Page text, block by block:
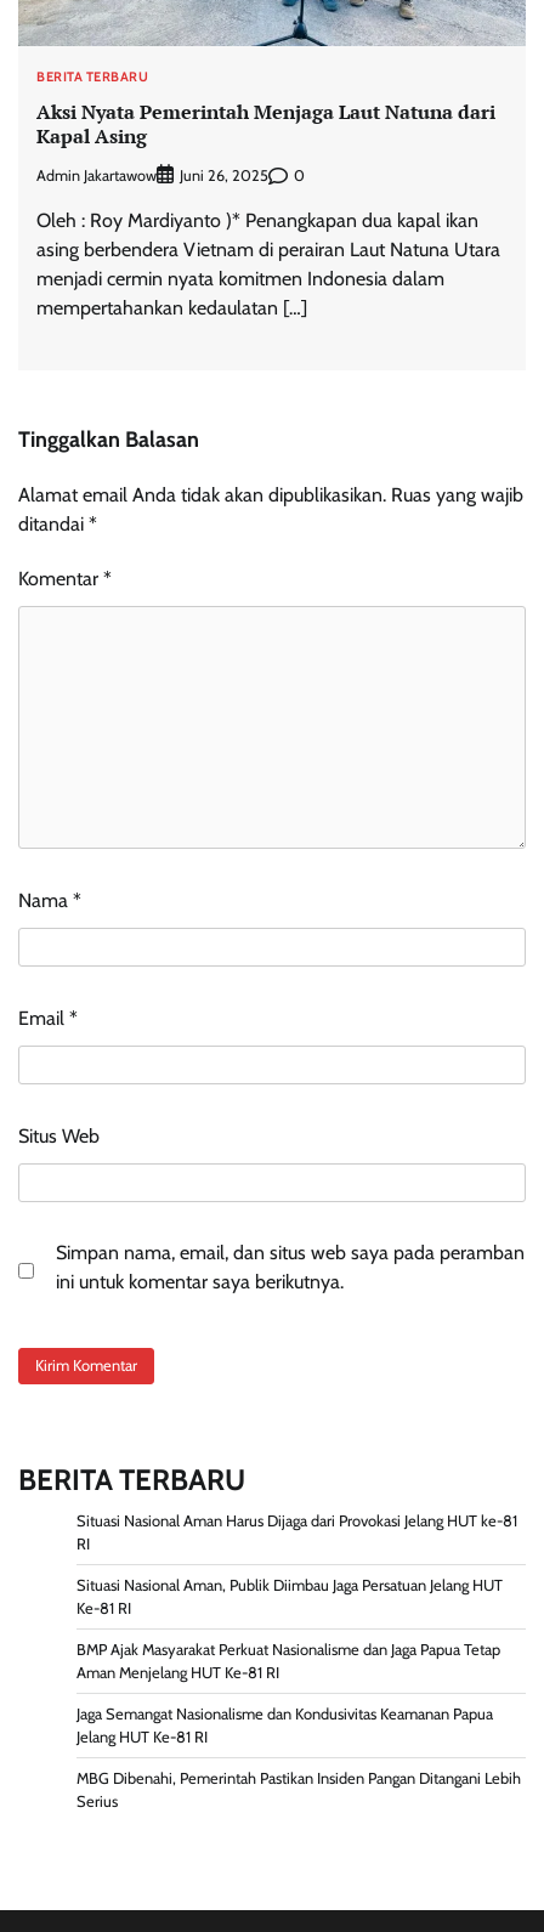
BERITA TERBARU
Aksi Nyata Pemerintah Menjaga Laut Natuna dari
Kapal Asing
Admin Jakartawow Juni 26, 2025 0
Oleh : Roy Mardiyanto )* Penangkapan dua kapal ikan
asing berbendera Vietnam di perairan Laut Natuna Utara
menjadi cermin nyata komitmen Indonesia dalam
mempertahankan kedaulatan […]
Tinggalkan Balasan
Alamat email Anda tidak akan dipublikasikan. Ruas yang wajib
ditandai *
Komentar *
Nama *
Email *
Situs Web
Simpan nama, email, dan situs web saya pada peramban
ini untuk komentar saya berikutnya.
BERITA TERBARU
Situasi Nasional Aman Harus Dijaga dari Provokasi Jelang HUT ke-81
RI
Situasi Nasional Aman, Publik Diimbau Jaga Persatuan Jelang HUT
Ke-81 RI
BMP Ajak Masyarakat Perkuat Nasionalisme dan Jaga Papua Tetap
Aman Menjelang HUT Ke-81 RI
Jaga Semangat Nasionalisme dan Kondusivitas Keamanan Papua
Jelang HUT Ke-81 RI
MBG Dibenahi, Pemerintah Pastikan Insiden Pangan Ditangani Lebih
Serius